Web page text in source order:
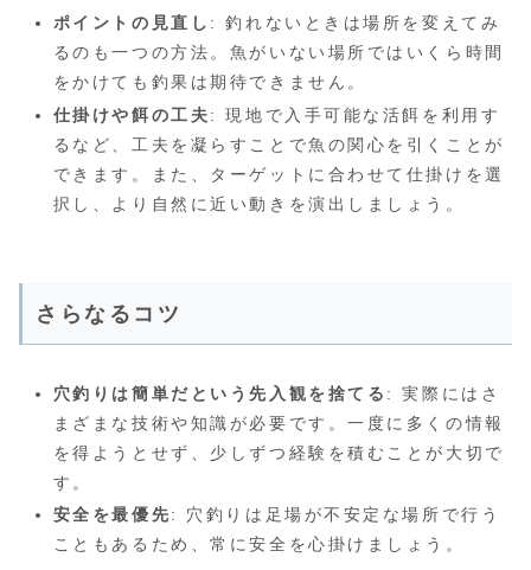
ポイントの見直し : 釣れないときは場所を変えてみ
るのも一つの方法。魚がいない場所ではいくら時間
をかけても釣果は期待できません。
仕掛けや餌の工夫: 現地で入手可能な活餌を利用す
るなど、工夫を凝らすことで魚の関心を引くことが
できます。また、ターゲットに合わせて仕掛けを選
択し、より自然に近い動きを演出しましょう。
さらなるコツ
穴釣りは簡単だという先入観を捨てる : 実際にはさ
まざまな技術や知識が必要です。一度に多くの情報
を得ようとせず、少しずつ経験を積むことが大切で
す。
安全を最優先: 穴釣りは足場が不安定な場所で行う
こともあるため、常に安全を心掛けましょう。